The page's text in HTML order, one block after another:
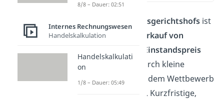
Bundesgerichtshofsist
derdauerhafte Verkauf von
Produkten unter Einstandspreis
verboten
, da dadurch kleine
Konkurrenten aus dem Wettbewerb
verdrängt werden. Kurzfristige,
8/8 – Dauer: 02:51
Internes Rechnungswesen
Handelskalkulation
Handelskalkulati
on
1/8 – Dauer: 05:49